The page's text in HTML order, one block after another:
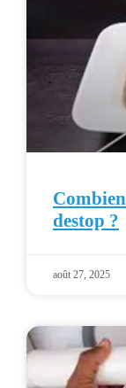
destop ?
août 27, 2025